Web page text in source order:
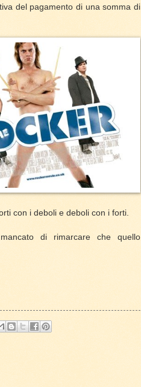
del pagamento di una somma di
con i deboli e deboli con i forti.
di rimarcare che quello